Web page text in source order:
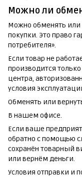
Можно ли
Можно обменять или
покупки. Это право
потребителя».
Если товар не
производится
центра,
условия
Обменять или
В нашем офисе.
Если ваше
обратно с помощью
сохранён товарный
или вернём деньги.
Условия отправки и